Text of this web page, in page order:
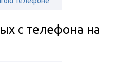
с телефона на